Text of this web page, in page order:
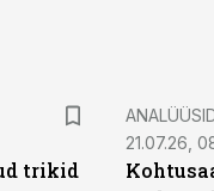
trikid
21.07.26,